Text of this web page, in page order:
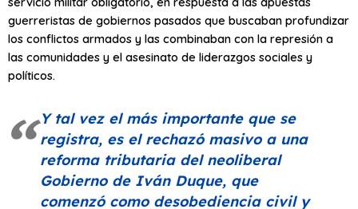
guerreristas de gobiernos pasados que buscaban profundizar
los conflictos armados y las combinaban con la represión a
las comunidades y el asesinato de liderazgos sociales y
políticos.
Y tal vez el más importante que se
registra, es el rechazó masivo a una
reforma tributaria del neoliberal
Gobierno de Iván Duque, que
comenzó como desobediencia civil y